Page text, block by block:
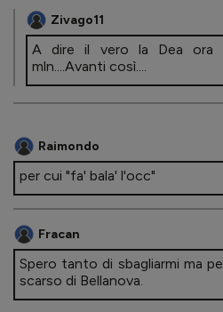
Zivago11
A dire il vero la Dea ora
mln....Avanti così....
Raimondo
per cui "fa' bala' l'occ"
Fracan
Spero tanto di sbagliarmi ma
scarso di Bellanova.